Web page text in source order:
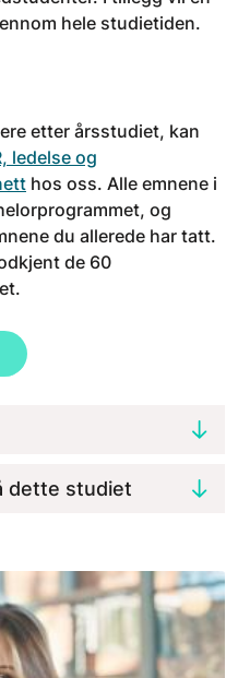
hele studietiden.
etter årsstudiet, kan
ledelse og
hos oss. Alle emnene i
og
du allerede har tatt.
de 60
dette studiet